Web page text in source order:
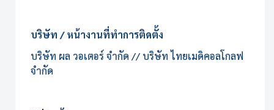
บริษัท / หน้างานที่ทำการติดตั้ง
บริษัท ผล วอเตอร์ จำกัด // บริษัท ไทยเมดิคอลโกลฟ
จำกัด